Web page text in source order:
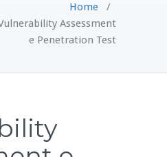
Home/
Assessment
e Penetration Test